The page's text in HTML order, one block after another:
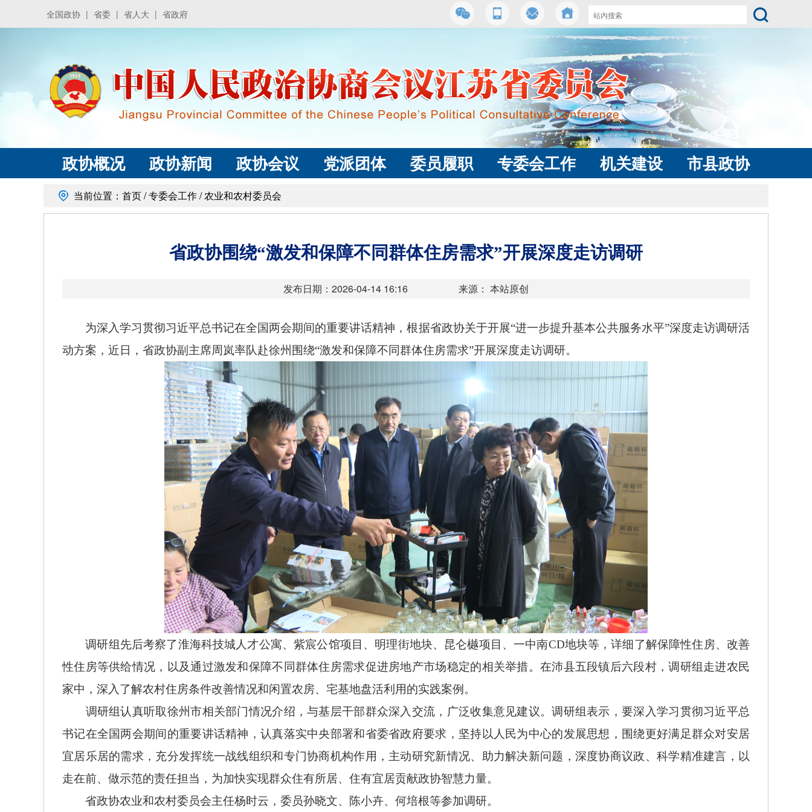
全国政协 | 省委 | 省人大 | 省政府
政协概况 政协新闻 政协会议 党派团体 委员履职 专委会工作 机关建设 市县政协
当前位置： 首页/专委会工作/农业和农村委员会
省政协围绕“激发和保障不同群体住房需求”开展深度走访调研
发布日期：2026-04-14 16:16 来源： 本站原创
为深入学习贯彻习近平总书记在全国两会期间的重要讲话精神，根据省政协关于开展“进一步提升基本公共服务水平”深度走访调研活
动方案，近日，省政协副主席周岚率队赴徐州围绕“激发和保障不同群体住房需求”开展深度走访调研。
调研组先后考察了淮海科技城人才公寓、紫宸公馆项目、明理街地块、昆仑樾项目、一中南CD地块等，详细了解保障性住房、改善
性住房等供给情况，以及通过激发和保障不同群体住房需求促进房地产市场稳定的相关举措。在沛县五段镇后六段村，调研组走进农民
家中，深入了解农村住房条件改善情况和闲置农房、宅基地盘活利用的实践案例。
调研组认真听取徐州市相关部门情况介绍，与基层干部群众深入交流，广泛收集意见建议。调研组表示，要深入学习贯彻习近平总
书记在全国两会期间的重要讲话精神，认真落实中央部署和省委省政府要求，坚持以人民为中心的发展思想，围绕更好满足群众对安居
宜居乐居的需求，充分发挥统一战线组织和专门协商机构作用，主动研究新情况、助力解决新问题，深度协商议政、科学精准建言，以
走在前、做示范的责任担当，为加快实现群众住有所居、住有宜居贡献政协智慧力量。
省政协农业和农村委员会主任杨时云，委员孙晓文、陈小卉、何培根等参加调研。